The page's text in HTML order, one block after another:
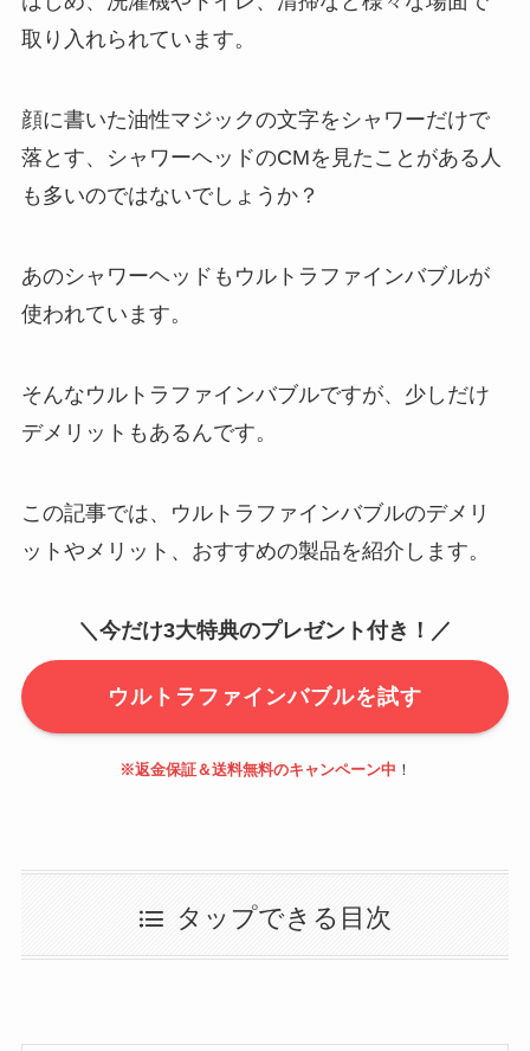
取り入れられています。
顔に書いた油性マジックの文字をシャワーだけで
落とす、シャワーヘッドのCMを見たことがある人
も多いのではないでしょうか？
あのシャワーヘッドもウルトラファインバブルが
使われています。
そんなウルトラファインバブルですが、少しだけ
デメリットもあるんです。
この記事では、ウルトラファインバブルのデメリ
ットやメリット、おすすめの製品を紹介します。
＼今だけ3大特典のプレゼント付き！／
ウルトラファインバブルを試す
※返金保証＆送料無料のキャンペーン中 ！
タップできる目次